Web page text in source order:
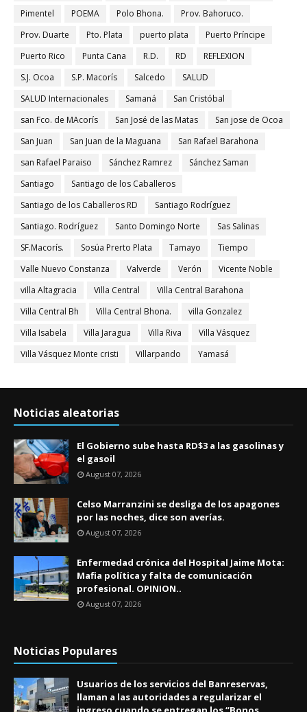
Pimentel
POEMA Polo Bhona.
Prov. Bahoruco.
Prov. Duarte
Pto. Plata puerto plata
Puerto Príncipe
Puerto Rico
Punta Cana R.D. RD
REFLEXION
S.J. Ocoa
S.P. Macorís Salcedo
SALUD
SALUD Internacionales
Samaná
San Cristóbal
san Fco. de MAcorís
San José de las Matas
San jose de Ocoa
San Juan
San Juan de la Maguana
San Rafael Barahona
san Rafael Paraiso
Sánchez Ramrez
Sánchez Saman
Santiago
Santiago de los Caballeros
Santiago de los Caballeros RD
Santiago Rodríguez
Santiago. Rodríguez
Santo Domingo Norte
Sas Salinas
SF.Macorís.
Sosúa Prerto Plata Tamayo
Tiempo
Valle Nuevo Constanza
Valverde Verón
Vicente Noble
villa Altagracia
Villa Central
Villa Central Barahona
Villa Central Bh
Villa Central Bhona.
villa Gonzalez
Villa Isabela
Villa Jaragua Villa Riva
Villa Vásquez
Villa Vásquez Monte cristi
Villarpando Yamasá
Noticias aleatorias
El Gobierno sube hasta RD$3 a las gasolinas y
el gasoil
August 07, 2026
Celso Marranzini se desliga de los apagones
por las noches, dice son averías.
August 07, 2026
Enfermedad crónica del Hospital Jaime Mota:
Mafia política y falta de comunicación
profesional. OPINION..
August 07, 2026
Noticias Populares
Usuarios de los servicios del Banreservas,
llaman a las autoridades a regularizar el